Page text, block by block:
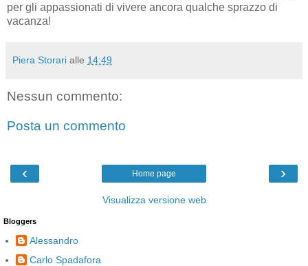
per gli appassionati di vivere ancora qualche sprazzo di
vacanza!
Piera Storari alle 14:49
Nessun commento:
Posta un commento
‹ ›
Home page
Visualizza versione web
Bloggers
Alessandro
Carlo Spadafora